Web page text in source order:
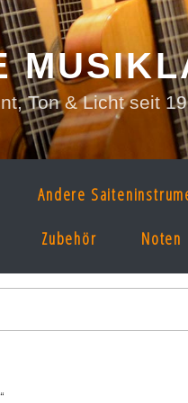
Ton & Licht seit
Andere
Zubehör Noten